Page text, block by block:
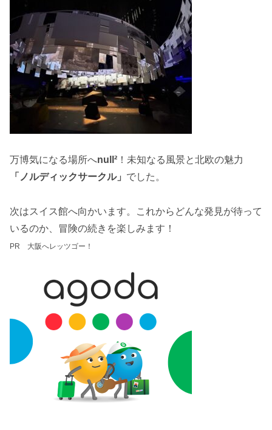
万博気になる場所へnull² ！未知なる風景と北欧の魅力
「ノルディックサークル」 でした。
次はスイス館へ向かいます。これからどんな発見が待って
いるのか、冒険の続きを楽しみます！
PR 大阪へレッツゴー！